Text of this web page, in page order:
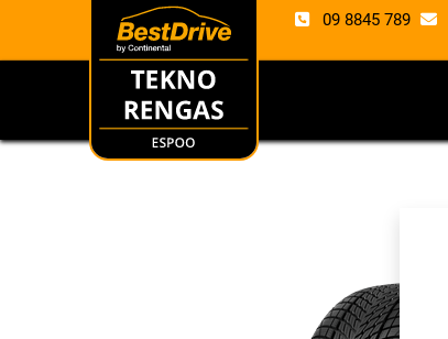
09 8845 789